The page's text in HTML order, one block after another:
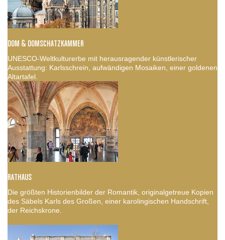
DOM & DOMSCHATZKAMMER
UNESCO-Weltkulturerbe mit herausragender künstlerischer
Ausstattung: Karlsschrein, aufwändigen Mosaiken, einer goldenen
Altartafel.
RATHAUS
Die größten Historienbilder der Romantik, originalgetreue Kopien
des Säbels Karls des Großen, einer karolingischen Handschrift,
der Reichskrone.